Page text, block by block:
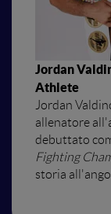
Jordan
Athlete
Jordan
allenatore
debuttato
Fighting
storia